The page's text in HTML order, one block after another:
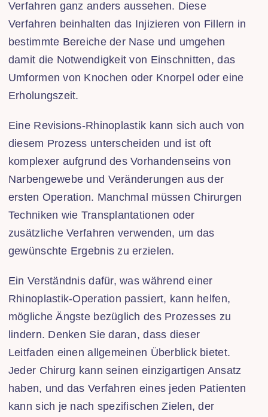
Verfahren ganz anders aussehen. Diese
Verfahren beinhalten das Injizieren von Fillern in
bestimmte Bereiche der Nase und umgehen
damit die Notwendigkeit von Einschnitten, das
Umformen von Knochen oder Knorpel oder eine
Erholungszeit.
Eine Revisions-Rhinoplastik kann sich auch von
diesem Prozess unterscheiden und ist oft
komplexer aufgrund des Vorhandenseins von
Narbengewebe und Veränderungen aus der
ersten Operation. Manchmal müssen Chirurgen
Techniken wie Transplantationen oder
zusätzliche Verfahren verwenden, um das
gewünschte Ergebnis zu erzielen.
Ein Verständnis dafür, was während einer
Rhinoplastik-Operation passiert, kann helfen,
mögliche Ängste bezüglich des Prozesses zu
lindern. Denken Sie daran, dass dieser
Leitfaden einen allgemeinen Überblick bietet.
Jeder Chirurg kann seinen einzigartigen Ansatz
haben, und das Verfahren eines jeden Patienten
kann sich je nach spezifischen Zielen, der